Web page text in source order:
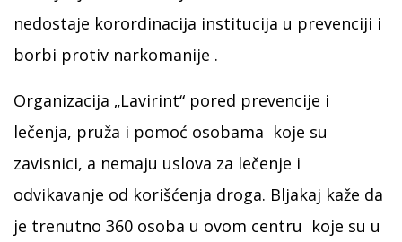
nedostaje korordinacija institucija u prevenciji i
borbi protiv narkomanije .
Organizacija „Lavirint“ pored prevencije i
lečenja, pruža i pomoć osobama koje su
zavisnici, a nemaju uslova za lečenje i
odvikavanje od korišćenja droga. Bljakaj kaže da
je trenutno 360 osoba u ovom centru koje su u